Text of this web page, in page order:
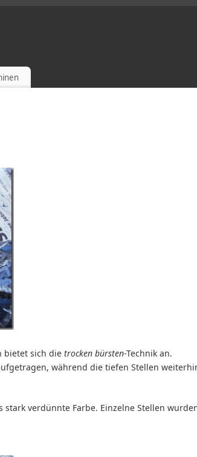
bietet sich die trocken bürsten-Technik an.
während die tiefen Stellen
verdünnte Farbe. Einzelne Stellen